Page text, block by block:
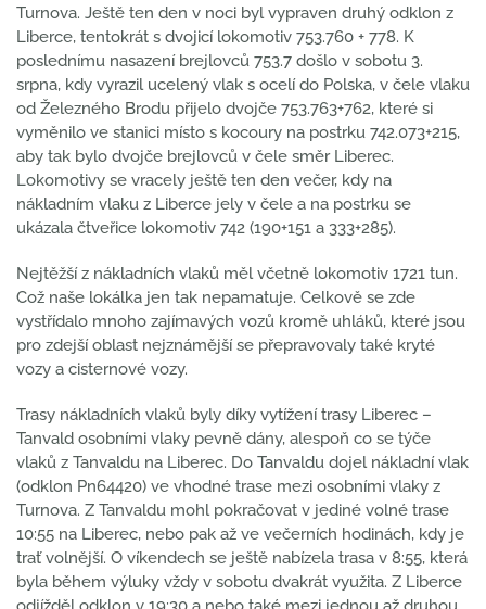
Turnova. Ještě ten den v noci byl vypraven druhý odklon z
Liberce, tentokrát s dvojicí lokomotiv 753.760 + 778. K
poslednímu nasazení brejlovců 753.7 došlo v sobotu 3.
srpna, kdy vyrazil ucelený vlak s ocelí do Polska, v čele vlaku
od Železného Brodu přijelo dvojče 753.763+762, které si
vyměnilo ve stanici místo s kocoury na postrku 742.073+215,
aby tak bylo dvojče brejlovců v čele směr Liberec.
Lokomotivy se vracely ještě ten den večer, kdy na
nákladním vlaku z Liberce jely v čele a na postrku se
ukázala čtveřice lokomotiv 742 (190+151 a 333+285).
Nejtěžší z nákladních vlaků měl včetně lokomotiv 1721 tun.
Což naše lokálka jen tak nepamatuje. Celkově se zde
vystřídalo mnoho zajímavých vozů kromě uhláků, které jsou
pro zdejší oblast nejznámější se přepravovaly také kryté
vozy a cisternové vozy.
Trasy nákladních vlaků byly díky vytížení trasy Liberec –
Tanvald osobními vlaky pevně dány, alespoň co se týče
vlaků z Tanvaldu na Liberec. Do Tanvaldu dojel nákladní vlak
(odklon Pn64420) ve vhodné trase mezi osobními vlaky z
Turnova. Z Tanvaldu mohl pokračovat v jediné volné trase
10:55 na Liberec, nebo pak až ve večerních hodinách, kdy je
trať volnější. O víkendech se ještě nabízela trasa v 8:55, která
byla během výluky vždy v sobotu dvakrát využita. Z Liberce